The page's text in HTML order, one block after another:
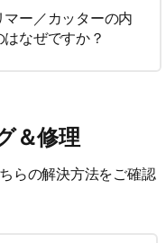
ー／カッターの内
なぜですか？
＆修理
らの解決方法をご確認